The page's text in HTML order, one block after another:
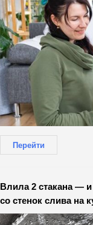
Перейти
Влила 2 стакана —
со стенок слива на